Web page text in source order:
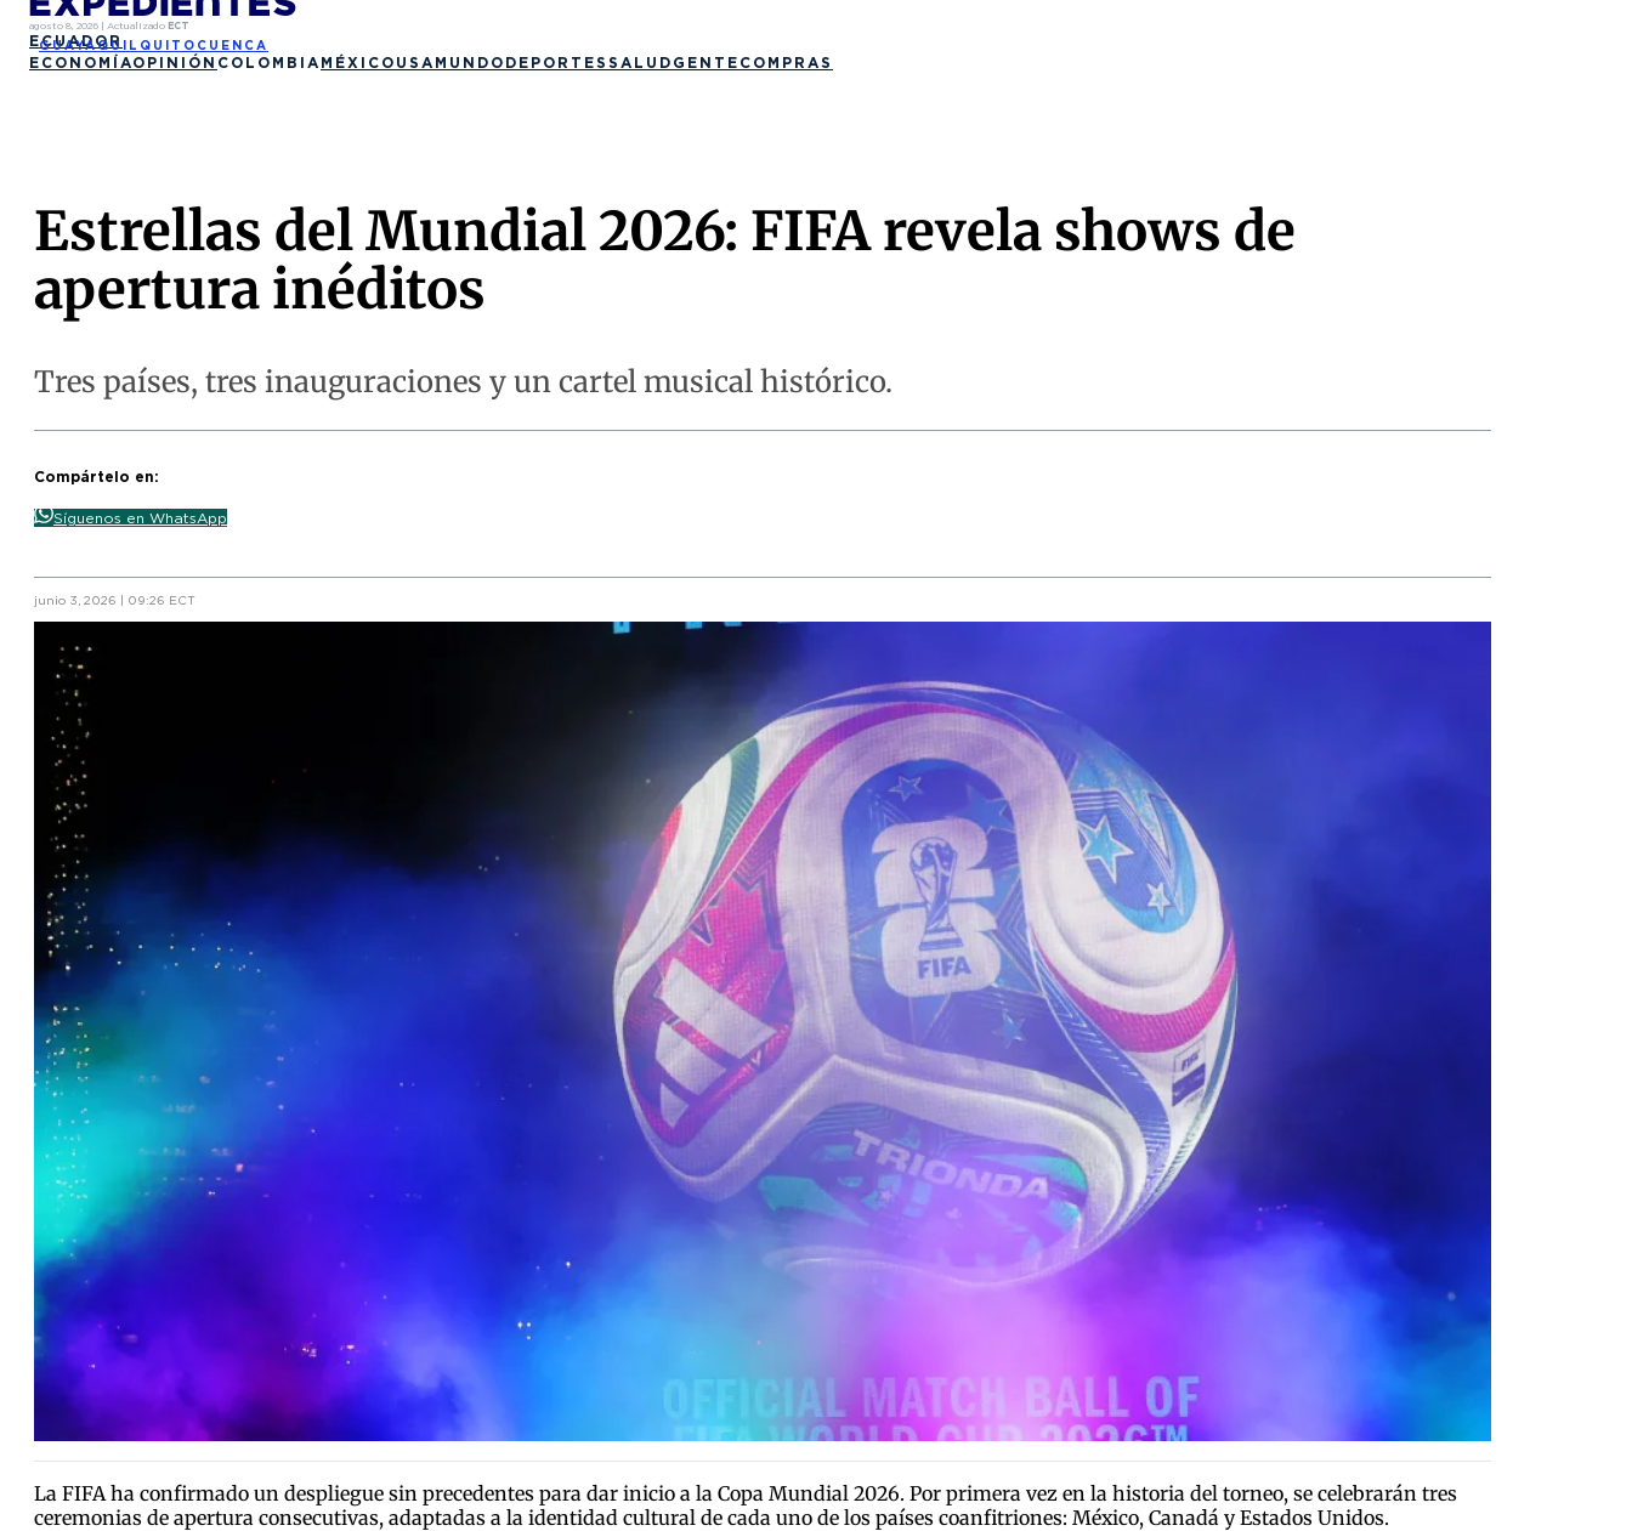
agosto 8, 2026 | Actualizado ECT
ECUADOR
GUAYAQUIL QUITO CUENCA
ECONOMÍAOPINIÓN COLOMBIA MÉXICO USA MUNDO DEPORTES SALUD GENTE COMPRAS
Estrellas del Mundial 2026: FIFA revela shows de
apertura inéditos
Tres países, tres inauguraciones y un cartel musical histórico.
Compártelo en:
Síguenos en WhatsApp
junio 3, 2026 | 09:26 ECT
La FIFA ha confirmado un despliegue sin precedentes para dar inicio a la Copa Mundial 2026. Por primera vez en la historia del torneo, se celebrarán tres
ceremonias de apertura consecutivas, adaptadas a la identidad cultural de cada uno de los países coanfitriones: México, Canadá y Estados Unidos.